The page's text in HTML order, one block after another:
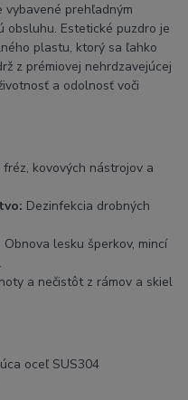
vybavené prehľadným
obsluhu. Estetické puzdro je
plastu, ktorý sa ľahko
z prémiovej nehrdzavejúcej
a odolnosť voči
fréz, kovových nástrojov a
Dezinfekcia drobných
Obnova lesku šperkov, mincí
a nečistôt z rámov a skiel
oceľ SUS304